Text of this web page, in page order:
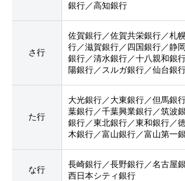
銀行／高知銀行
さ行
佐賀銀行／佐賀共栄銀行／札
行／滋賀銀行／四国銀行／静
銀行／清水銀行／十八親和銀
陽銀行／スルガ銀行／仙台銀
た行
大光銀行／大東銀行／但馬銀
葉銀行／千葉興業銀行／筑波
銀行／東北銀行／東和銀行／
木銀行／富山銀行／富山第一
な行
長崎銀行／長野銀行／名古屋
西日本シティ銀行